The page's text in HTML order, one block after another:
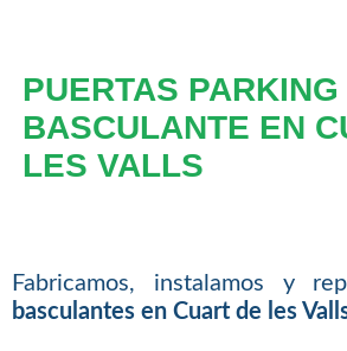
PUERTAS PARKING
BASCULANTE EN
LES VALLS
Fabricamos, instalamos y
basculantes en Cuart de les